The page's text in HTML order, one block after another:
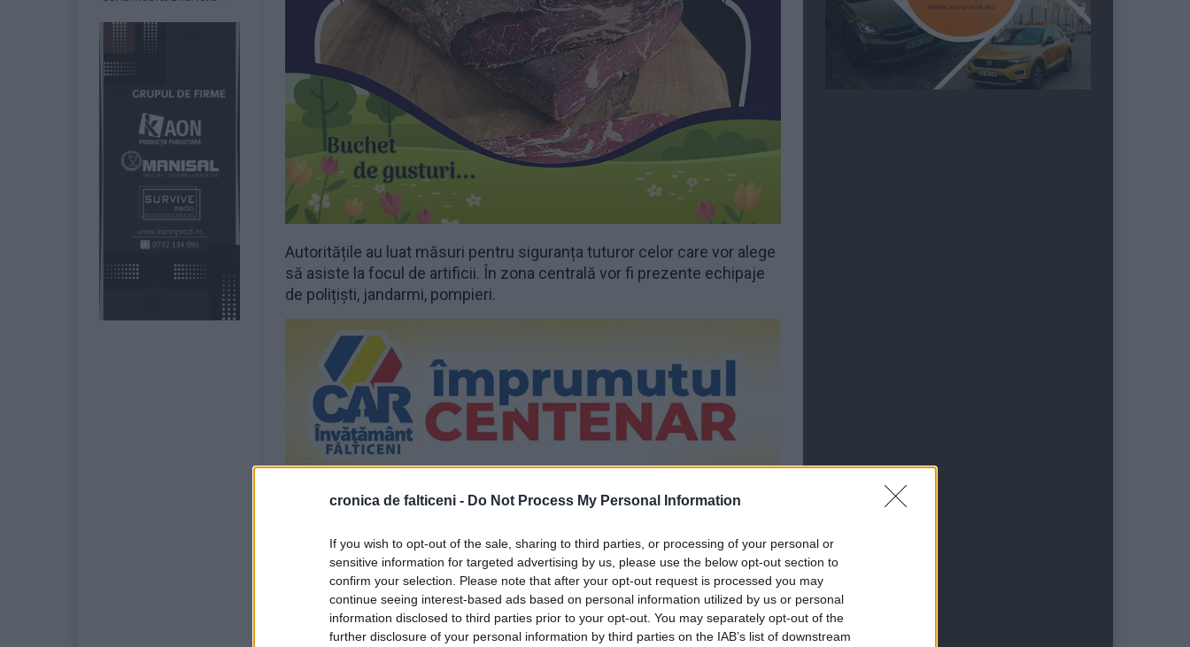
cronica de falticeni - Do Not Process My Personal Information
If you wish to opt-out of the sale, sharing to third parties, or processing of your personal or
sensitive information for targeted advertising by us, please use the below opt-out section to
confirm your selection. Please note that after your opt-out request is processed you may
continue seeing interest-based ads based on personal information utilized by us or personal
information disclosed to third parties prior to your opt-out. You may separately opt-out of the
further disclosure of your personal information by third parties on the IAB’s list of downstream
Autoritățile au luat măsuri pentru siguranța tuturor celor care vor alege
să asiste la focul de artificii. În zona centrală vor fi prezente echipaje
de polițiști, jandarmi, pompieri.